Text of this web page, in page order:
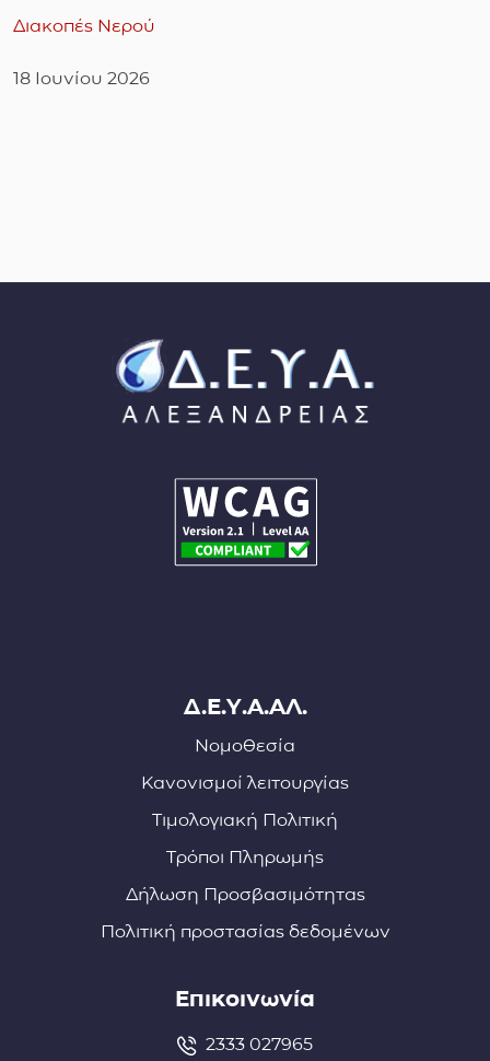
Διακοπές Νερού
18 Ιουνίου 2026
Δ.Ε.Υ.Α.ΑΛ.
Νομοθεσία
Κανονισμοί λειτουργίας
Τιμολογιακή Πολιτική
Τρόποι Πληρωμής
Δήλωση Προσβασιμότητας
Πολιτική προστασίας δεδομένων
Επικοινωνία
2333 027965